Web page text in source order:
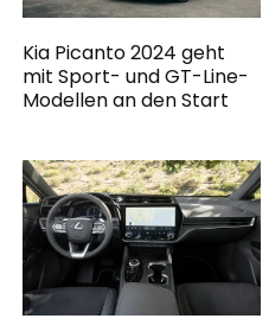
Kia Picanto 2024 geht
mit Sport- und GT-Line-
Modellen an den Start